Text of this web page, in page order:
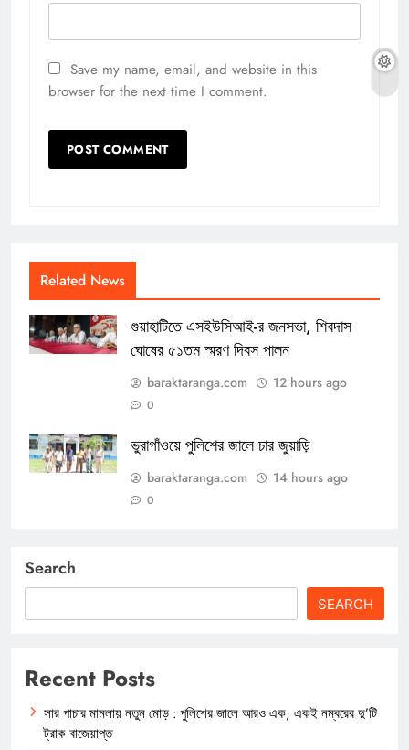
Save my name, email, and website in this
browser for the next time I comment.
Related News
গুয়াহাটিতে এসইউসিআই-র জনসভা, শিবদাস
ঘোষের ৫১তম স্মরণ দিবস পালন
baraktaranga.com 12 hours ago
0
ভুরাগাঁওয়ে পুলিশের জালে চার জুয়াড়ি
baraktaranga.com 14 hours ago
0
Search
SEARCH
Recent Posts
সার পাচার মামলায় নতুন মোড় : পুলিশের জালে আরও এক, একই নম্বরের দু’টি
ট্রাক বাজেয়াপ্ত